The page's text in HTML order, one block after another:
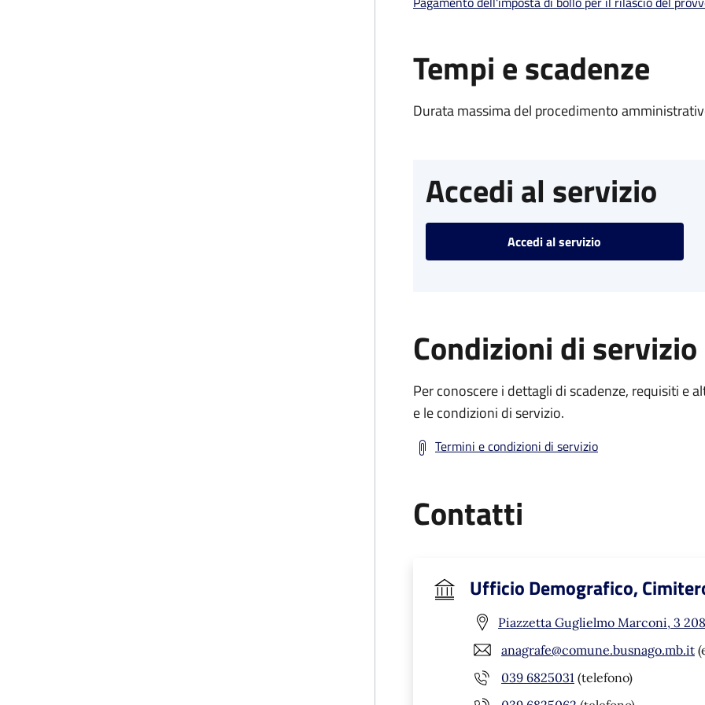
Tempi e scadenze
Durata massima del procedimento
Accedi al servizio
Accedi al servizio
Condizioni di servizio
Per conoscere i dettagli di scadenze, requisiti e
e le condizioni di servizio.
Termini e condizioni di servizio
Contatti
Ufficio Demografico,
Piazzetta Guglielmo Marconi, 3
anagrafe@comune.busnago.mb.it
039 6825031 (telefono)